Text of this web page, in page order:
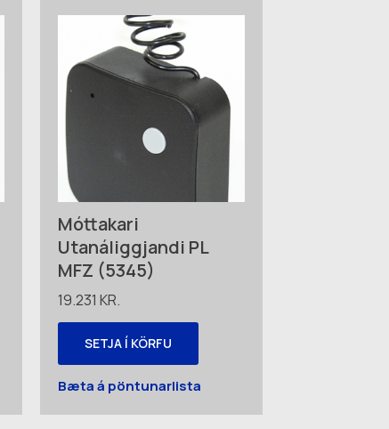
Móttakari
Utanáliggjandi PL
MFZ (5345)
19.231 KR.
SETJA Í KÖRFU
Bæta á pöntunarlista